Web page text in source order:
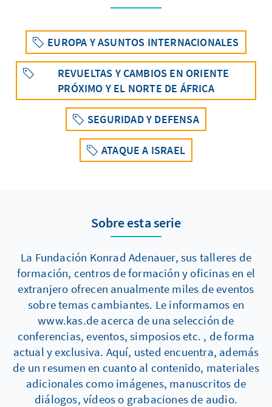
EUROPA Y ASUNTOS INTERNACIONALES
REVUELTAS Y CAMBIOS EN ORIENTE
PRÓXIMO Y EL NORTE DE ÁFRICA
SEGURIDAD Y DEFENSA
ATAQUE A ISRAEL
Sobre esta serie
La Fundación Konrad Adenauer, sus talleres de
formación, centros de formación y oficinas en el
extranjero ofrecen anualmente miles de eventos
sobre temas cambiantes. Le informamos en
www.kas.de acerca de una selección de
conferencias, eventos, simposios etc. , de forma
actual y exclusiva. Aquí, usted encuentra, además
de un resumen en cuanto al contenido, materiales
adicionales como imágenes, manuscritos de
diálogos, vídeos o grabaciones de audio.